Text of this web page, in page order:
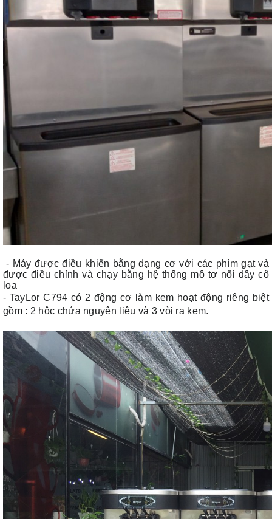
- Máy được điều khiển bằng dạng cơ với các phím gạt và
được điều chỉnh và chạy bằng hệ thống mô tơ nối dây cô
loa
- TayLor C794 có 2 động cơ làm kem hoạt động riêng biệt
gồm : 2 hộc chứa nguyên liệu và 3 vòi ra kem.